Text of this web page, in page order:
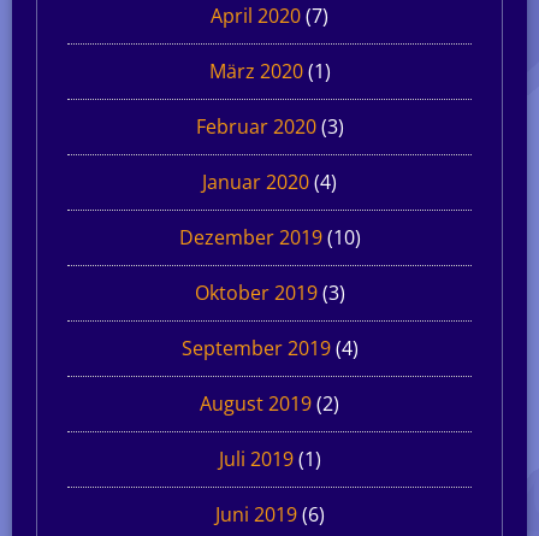
April 2020(7)
März 2020(1)
Februar 2020(3)
Januar 2020(4)
Dezember 2019(10)
Oktober 2019(3)
September 2019(4)
August 2019(2)
Juli 2019(1)
Juni 2019(6)